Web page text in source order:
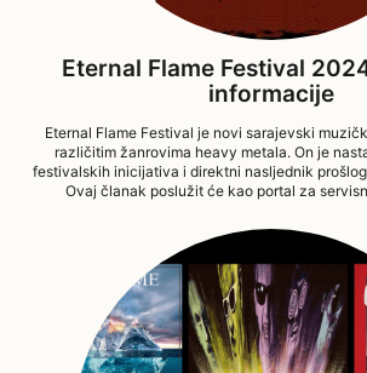
Eternal Flame Festival
informacije
Eternal Flame Festival je novi sarajevski
različitim žanrovima heavy metala. On je
festivalskih inicijativa i direktni nasljednik
Ovaj članak poslužit će kao portal za